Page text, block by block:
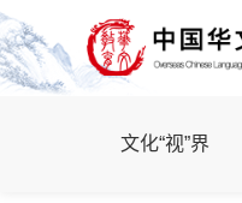
文化“视”界